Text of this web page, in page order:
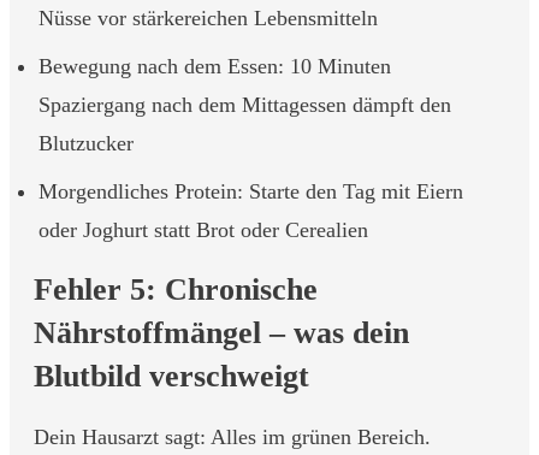
Nüsse vor stärkereichen Lebensmitteln
Bewegung nach dem Essen: 10 Minuten
Spaziergang nach dem Mittagessen dämpft den
Blutzucker
Morgendliches Protein: Starte den Tag mit Eiern
oder Joghurt statt Brot oder Cerealien
Fehler 5: Chronische
Nährstoffmängel – was dein
Blutbild verschweigt
Dein Hausarzt sagt: Alles im grünen Bereich.